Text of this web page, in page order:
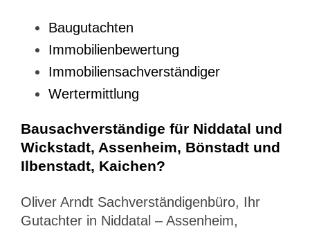
Baugutachten
Immobilienbewertung
Immobiliensachverständiger
Wertermittlung
Bausachverständige für Niddatal und
Wickstadt, Assenheim, Bönstadt und
Ilbenstadt, Kaichen?
Oliver Arndt Sachverständigenbüro, Ihr
Gutachter in Niddatal – Assenheim,